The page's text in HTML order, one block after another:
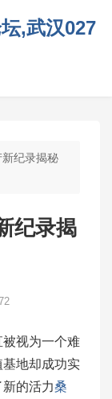
,武汉027
纪录揭秘
纪录揭
视为一个难
基地却成功实
的活力桑